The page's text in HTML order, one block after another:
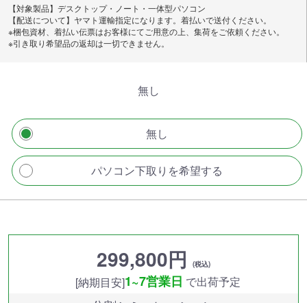
【対象製品】デスクトップ・ノート・一体型パソコン
【配送について】ヤマト運輸指定になります。着払いで送付ください。
※梱包資材、着払い伝票はお客様にてご用意の上、集荷をご依頼ください。
※引き取り希望品の返却は一切できません。
無し
無し
パソコン下取りを希望する
299,800円 (税込)
[納期目安]1~7営業日 で出荷予定